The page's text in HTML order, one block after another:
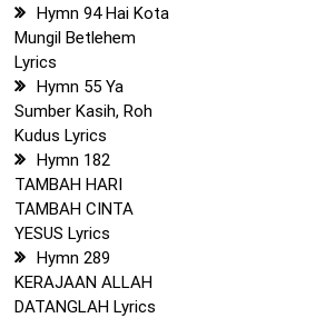
Hymn 94 Hai Kota
Mungil Betlehem
Lyrics
Hymn 55 Ya
Sumber Kasih, Roh
Kudus Lyrics
Hymn 182
TAMBAH HARI
TAMBAH CINTA
YESUS Lyrics
Hymn 289
KERAJAAN ALLAH
DATANGLAH Lyrics